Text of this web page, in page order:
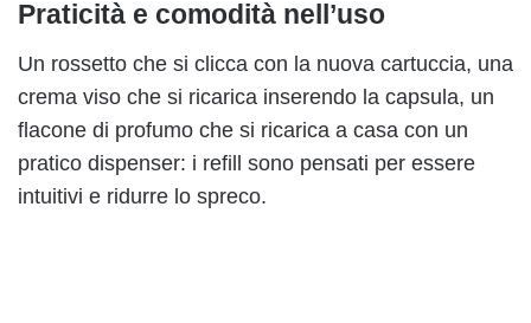
Praticità e comodità nell’uso
Un rossetto che si clicca con la nuova cartuccia, una
crema viso che si ricarica inserendo la capsula, un
flacone di profumo che si ricarica a casa con un
pratico dispenser: i refill sono pensati per essere
intuitivi e ridurre lo spreco.